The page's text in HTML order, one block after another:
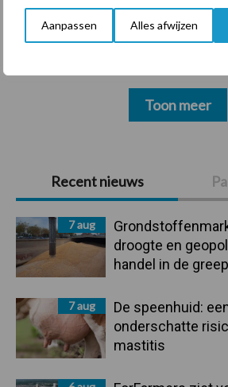
Aanpassen Alles afwijzen
Primaire
Sidebar
Recent nieuws
7 aug
droogte en
handel in de greep
7 aug
De speenhuid:
onderschatte
mastitis
Bedrijfsnieuws
Toon meer